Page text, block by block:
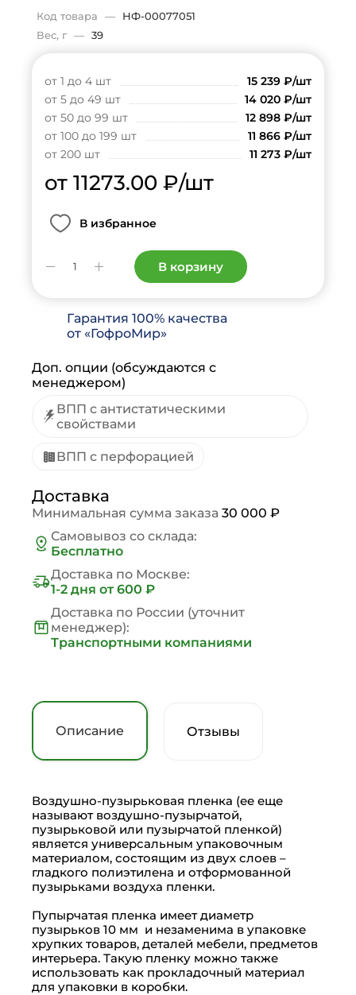
Код товара —
НФ-00077051
Вес, г — 39
от 1 до 4 шт 15 239 ₽/шт
от 5 до 49 шт
14 020 ₽/шт
от 50 до 99 шт
12 898 ₽/шт
от 100 до 199 шт
11 866 ₽/шт
от 200 шт
11 273 ₽/шт
от 11273.00 ₽/шт
В избранное
В корзину
Гарантия 100% качества
от «ГофроМир»
Доп. опции (обсуждаются с
менеджером)
ВПП с антистатическими
свойствами
ВПП с перфорацией
Доставка
Минимальная сумма заказа 30 000 ₽
Самовывоз со склада:
Бесплатно
Доставка по Москве:
1-2 дня от 600 ₽
Доставка по России (уточнит
менеджер):
Транспортными компаниями
Описание Отзывы
Воздушно-пузырьковая пленка (ее еще
называют воздушно-пузырчатой,
пузырьковой или пузырчатой пленкой)
является универсальным упаковочным
материалом, состоящим из двух слоев –
гладкого полиэтилена и отформованной
пузырьками воздуха пленки.
Пупырчатая пленка имеет диаметр
пузырьков 10 мм и незаменима в упаковке
хрупких товаров, деталей мебели, предметов
интерьера. Такую пленку можно также
использовать как прокладочный материал
для упаковки в коробки.